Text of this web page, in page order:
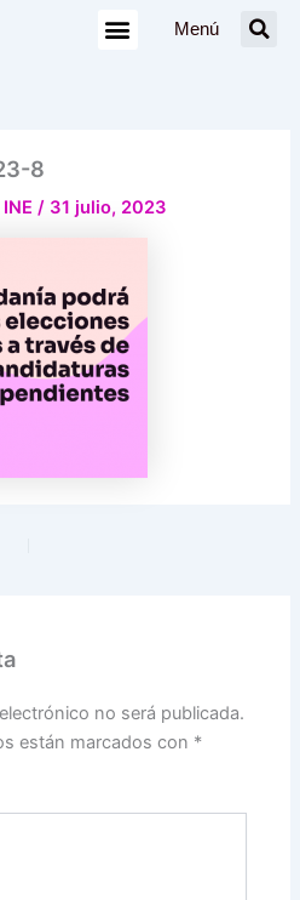
Menú
8
INE/ 31 julio, 2023
no será publicada.
están marcados con *